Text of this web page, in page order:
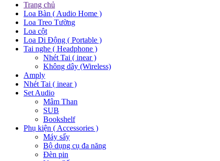
Trang chủ
Loa Bàn ( Audio Home )
Loa Treo Tường
Loa cột
Loa Di Động ( Portable )
Tai nghe ( Headphone )
Nhét Tai ( inear )
Không dây (Wireless)
Amply
Nhét Tai ( inear )
Set Audio
Mâm Than
SUB
Bookshelf
Phụ kiện ( Accessories )
Máy sấy
Bộ dụng cụ đa năng
Đèn pin